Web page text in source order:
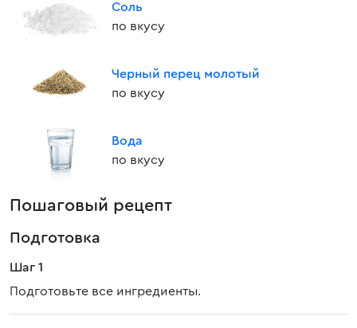
Соль
по вкусу
Черный перец молотый
по вкусу
Вода
по вкусу
Пошаговый рецепт
Подготовка
Шаг 1
Подготовьте все ингредиенты.